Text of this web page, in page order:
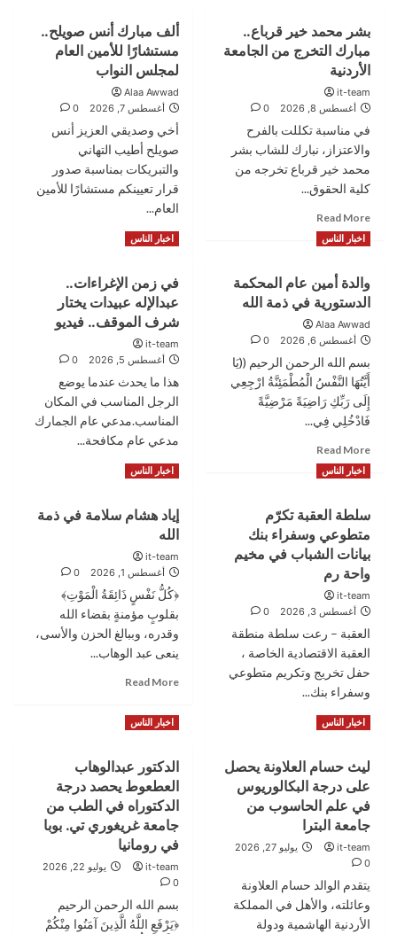
بشر محمد خير قرباع..
مبارك التخرج من الجامعة
الأردنية
it-team
أغسطس 8, 2026
0
في مناسبة تكللت بالفرح
والاعتزاز، نبارك للشاب بشر
محمد خير قرباع تخرجه من
كلية الحقوق...
Read More
more
about
محمد
خير
مبارك
التخرج
من
الجامعة
الأردنية
ألف مبارك أنس صويلح..
مستشارًا للأمين العام
لمجلس النواب
Alaa Awwad
أغسطس 7, 2026
0
أخي وصديقي العزيز أنس
صويلح أطيب التهاني
والتبريكات بمناسبة صدور
قرار تعيينكم مستشارًا للأمين
العام...
Read More
Read
ألف
مبارك
أنس
للأمين
العام
لمجلس
النواب
اخبار الناس
والدة أمين عام المحكمة
الدستورية في ذمة الله
Alaa Awwad
أغسطس 6, 2026
0
بسم الله الرحمن الرحيم ((يَا
أَيَّتُهَا النَّفْسُ الْمُطْمَئِنَّةُ ارْجِعِي
إِلَى رَبِّكِ رَاضِيَةً مَرْضِيَّةً
فَادْخُلِي فِي...
Read More
more
about
أمين
عام
المحكمة
الدستورية
الله
اخبار الناس
في زمن الإغراءات..
عبدالإله عبيدات يختار
شرف الموقف.. فيديو
it-team
أغسطس 5, 2026
0
هذا ما يحدث عندما يوضع
الرجل المناسب في المكان
المناسب.مدعي عام الجمارك
مدعي عام مكافحة...
Read More
Read
في
عبدالإله
عبيدات
يختار
شرف
الموقف..
فيديو
اخبار الناس
سلطة العقبة تكرّم
متطوعي وسفراء بنك
بيانات الشباب في مخيم
واحة رم
it-team
أغسطس 3, 2026
0
العقبة – رعت سلطة منطقة
العقبة الاقتصادية الخاصة ،
حفل تخريج وتكريم متطوعي
وسفراء بنك...
Read More
Read
سلطة
العقبة
تكرّم
متطوعي
وسفراء
بنك
الشباب
في
مخيم
اخبار الناس
إياد هشام سلامة في ذمة
الله
it-team
أغسطس 1, 2026
0
﴿كُلُّ نَفْسٍ ذَائِقَةُ الْمَوْتِ﴾
بقلوبٍ مؤمنةٍ بقضاء الله
وقدره، وببالغ الحزن والأسى،
ينعى عبد الوهاب...
Read More
about
إياد
سلامة
ذمة
الله
اخبار الناس
ليث حسام العلاونة يحصل
على درجة البكالوريوس
في علم الحاسوب من
جامعة البترا
it-team
يوليو 27, 2026
0
يتقدم الوالد حسام العلاونة
وعائلته، والأهل في المملكة
الأردنية الهاشمية ودولة
اخبار الناس
الدكتور عبدالوهاب
العطعوط يحصد درجة
الدكتوراه في الطب من
جامعة غريغوري تي. بوبا
في رومانيا
it-team
يوليو 22, 2026
0
بسم الله الرحمن الرحيم
﴿يَرْفَعِ اللَّهُ الَّذِينَ آمَنُوا مِنْكُمْ